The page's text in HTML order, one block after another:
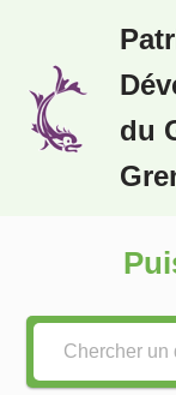
au
contenu
du